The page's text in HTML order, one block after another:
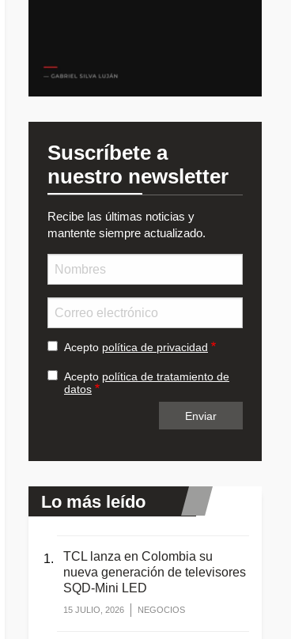
Suscríbete a
nuestro newsletter
Recibe las últimas noticias y
mantente siempre actualizado.
Acepto política de privacidad
Acepto política de tratamiento de
datos
Lo más leído
TCL lanza en Colombia su
nueva generación de televisores
SQD-Mini LED
15 JULIO, 2026 NEGOCIOS